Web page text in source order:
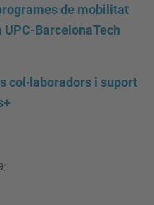
de mobilitat
BarcelonaTech
col·laboradors i suport